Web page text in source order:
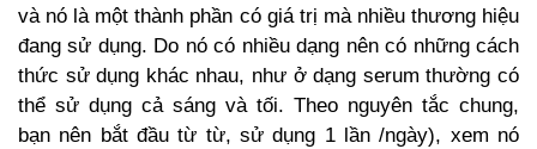
và nó là một thành phần có giá trị mà nhiều thương hiệu
đang sử dụng. Do nó có nhiều dạng nên có những cách
thức sử dụng khác nhau, như ở dạng serum thường có
thể sử dụng cả sáng và tối. Theo nguyên tắc chung,
bạn nên bắt đầu từ từ, sử dụng 1 lần /ngày), xem nó